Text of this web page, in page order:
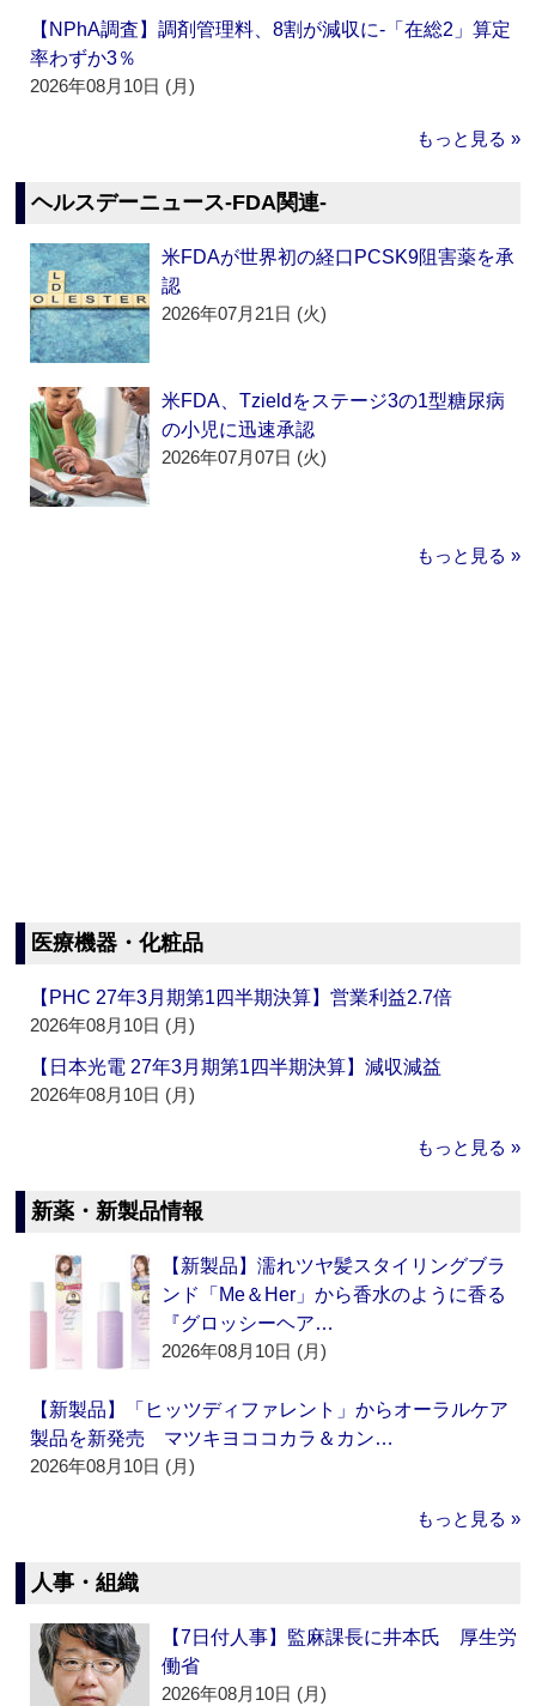
【NPhA調査】調剤管理料、8割が減収に‐「在総2」算定
率わずか3％
2026年08月10日 (月)
もっと見る »
ヘルスデーニュース‐FDA関連‐
米FDAが世界初の経口PCSK9阻害薬を承
認
2026年07月21日 (火)
米FDA、Tzieldをステージ3の1型糖尿病
の小児に迅速承認
2026年07月07日 (火)
もっと見る »
医療機器・化粧品
【PHC 27年3月期第1四半期決算】営業利益2.7倍
2026年08月10日 (月)
【日本光電 27年3月期第1四半期決算】減収減益
2026年08月10日 (月)
もっと見る »
新薬・新製品情報
【新製品】濡れツヤ髪スタイリングブラ
ンド「Me＆Her」から香水のように香る
『グロッシーヘア…
2026年08月10日 (月)
【新製品】「ヒッツディファレント」からオーラルケア
製品を新発売 マツキヨココカラ＆カン…
2026年08月10日 (月)
もっと見る »
人事・組織
【7日付人事】監麻課長に井本氏 厚生労
働省
2026年08月10日 (月)